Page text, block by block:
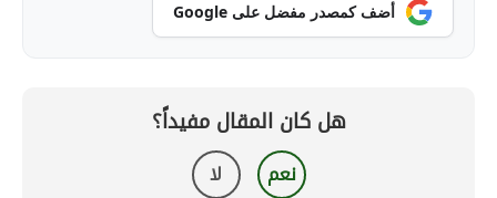
أضف كمصدر مفضل على Google
هل كان المقال مفيداً؟
نعم لا